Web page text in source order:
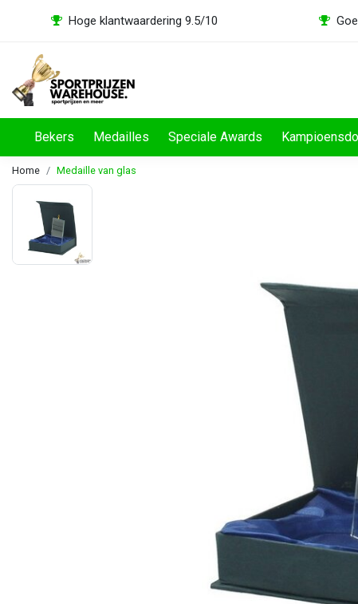
Hoge klantwaardering 9.5/10
Bekers Medailles Speciale Awards
Home Medaille van glas